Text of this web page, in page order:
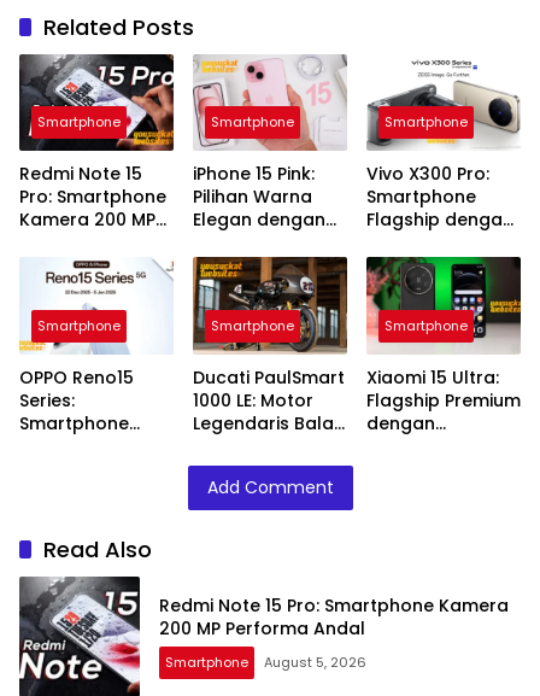
Related Posts
Smartphone
Redmi Note 15
Pro: Smartphone
Kamera 200 MP
Smartphone
iPhone 15 Pink:
Pilihan Warna
Elegan dengan
Smartphone
Vivo X300 Pro:
Smartphone
Flagship dengan
Smartphone
OPPO Reno15
Series:
Smartphone
Smartphone
Ducati PaulSmart
1000 LE: Motor
Legendaris Balap
Smartphone
Xiaomi 15 Ultra:
Flagship Premium
dengan
Add Comment
Read Also
Redmi Note 15 Pro: Smartphone Kamera
200 MP Performa Andal
Smartphone August 5, 2026